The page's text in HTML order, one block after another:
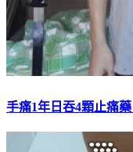
手痛1年日吞4顆止痛